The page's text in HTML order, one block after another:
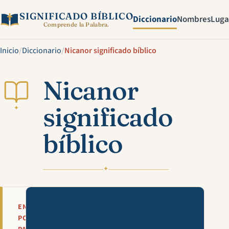
SIGNIFICADO BÍBLICO
Comprende la Palabra. DiccionarioNombres
Inicio/Diccionario/Nicanor significado bíblico
✦
Nicanor
significado
bíblico
✦
EN
POCAS
Mira esta explicación en